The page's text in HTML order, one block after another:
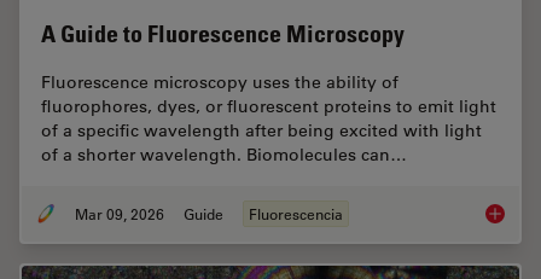
A Guide to Fluorescence Microscopy
Fluorescence microscopy uses the ability of
fluorophores, dyes, or fluorescent proteins to emit light
of a specific wavelength after being excited with light
of a shorter wavelength. Biomolecules can…
Mar 09, 2026 Guide Fluorescencia A